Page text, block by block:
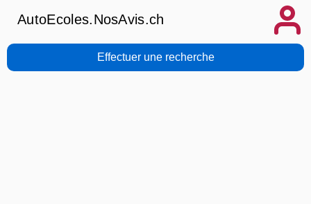
AutoEcoles.NosAvis.ch
Effectuer une recherche